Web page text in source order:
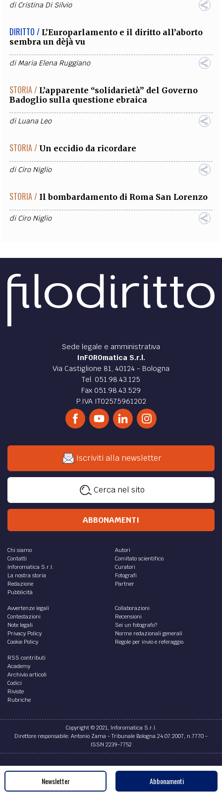
diCristina Di Silvio
DIRITTO / L’Europarlamento e il diritto all’aborto
sembra un dèjà vu
diMaria Elena Ruggiano
STORIA / L’apparente “solidarietà” del Governo
Badoglio sulla questione ebraica
diLuana Leo
STORIA / Un eccidio da ricordare
diCiro Niglio
STORIA / Il bombardamento di Roma San Lorenzo
diCiro Niglio
Sede legale e amministrativa
InFOROmatica S.r.l.
Via Castiglione 81, 40124 - Bologna
Tel. 051.98.43.125
Fax 051.98.43.529
P.IVA IT02575961202
Iscriviti alla newsletter
Cerca nel sito
ABBONAMENTI
Chi siamo
Contatti
Inforomatica S.r.l.
La nostra storia
Redazione
Pubblicità
Autori
Comitato scientifico
Curatori
Fotografi
Partner
Avvertenze legali
Contestazioni
Note legali
Privacy Policy
Cookie Policy
Collaborazioni
Recensioni
Sei un fotografo?
Norme redazionali generali
Regole per invio e referaggio
RSS contributi
Academy
Archivio articoli
Codici
Riviste
Rubriche
Copyright © 2021, Inforomatica S.r.l.
Direttore responsabile: Antonio Zama - Tribunale Bologna 24.07.2007, n.7770 -
ISSN 2239-7752
Credits
Newsletter Abbonamenti